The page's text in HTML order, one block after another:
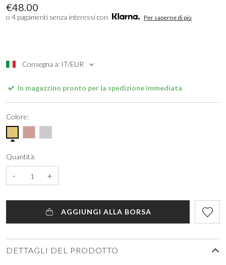
€48.00
o 4 pagamenti senza interessi con Per saperne di più
Consegna a: IT/EUR
In magazzino pronto per la spedizione immediata
Colore:
Quantità:
- +
AGGIUNGI ALLA BORSA
DETTAGLI DEL PRODOTTO